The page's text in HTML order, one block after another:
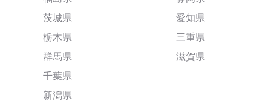
茨城県
栃木県
群馬県
千葉県
新潟県
愛知県
三重県
滋賀県